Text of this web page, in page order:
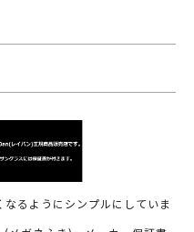
るようにシンプルにしていま